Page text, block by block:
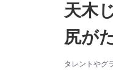
天木
尻が
タレントやグ